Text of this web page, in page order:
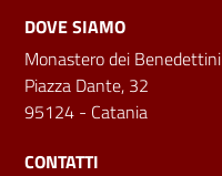
DOVE SIAMO
Monastero dei Benedettini
Piazza Dante, 32
95124 - Catania
CONTATTI